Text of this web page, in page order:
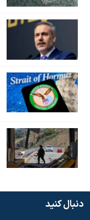
دنبال کنید